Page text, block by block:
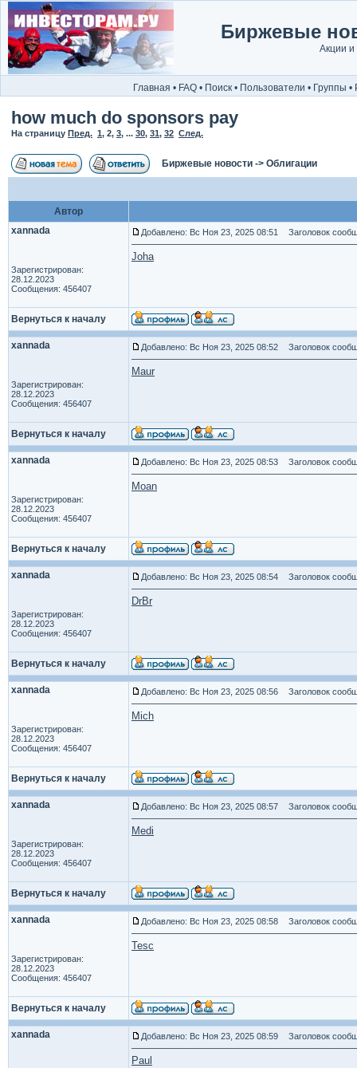
Биржевые
Акции и
Главная • FAQ • Поиск • Пользователи • Группы •
how much do sponsors pay
На страницу Пред. 1, 2, 3, ... 30, 31, 32 След.
Биржевые новости -> Облигации
Автор
xannada
Зарегистрирован:
28.12.2023
Сообщения: 456407
Добавлено: Вс Ноя 23, 2025 08:51 Заголовок
Joha
Вернуться к началу
xannada
Зарегистрирован:
28.12.2023
Сообщения: 456407
Добавлено: Вс Ноя 23, 2025 08:52 Заголовок
Maur
Вернуться к началу
xannada
Зарегистрирован:
28.12.2023
Сообщения: 456407
Добавлено: Вс Ноя 23, 2025 08:53 Заголовок
Moan
Вернуться к началу
xannada
Зарегистрирован:
28.12.2023
Сообщения: 456407
Добавлено: Вс Ноя 23, 2025 08:54 Заголовок
DrBr
Вернуться к началу
xannada
Зарегистрирован:
28.12.2023
Сообщения: 456407
Добавлено: Вс Ноя 23, 2025 08:56 Заголовок
Mich
Вернуться к началу
xannada
Зарегистрирован:
28.12.2023
Сообщения: 456407
Добавлено: Вс Ноя 23, 2025 08:57 Заголовок
Medi
Вернуться к началу
xannada
Зарегистрирован:
28.12.2023
Сообщения: 456407
Добавлено: Вс Ноя 23, 2025 08:58 Заголовок
Tesc
Вернуться к началу
xannada Добавлено: Вс Ноя 23, 2025 08:59 Заголовок
Paul